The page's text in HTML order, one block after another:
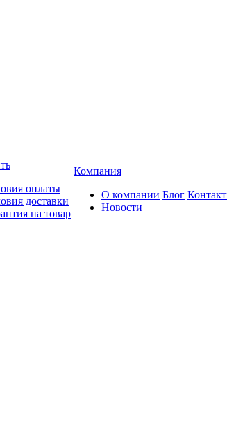
оплаты
доставки
на товар
Компания
О компании
Новости
Блог